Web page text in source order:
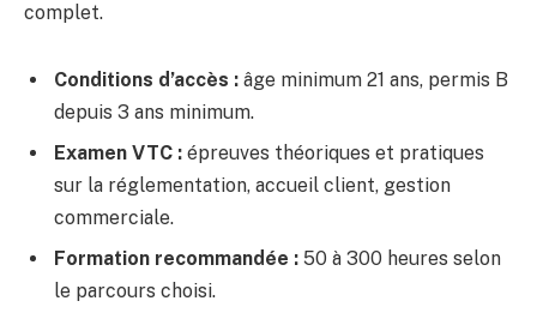
complet.
Conditions d’accès : âge minimum 21 ans, permis B
depuis 3 ans minimum.
Examen VTC : épreuves théoriques et pratiques
sur la réglementation, accueil client, gestion
commerciale.
Formation recommandée : 50 à 300 heures selon
le parcours choisi.